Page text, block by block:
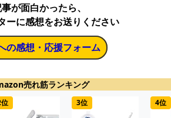
が面白かったら、
ーに感想をお送りください
の感想・応援フォーム
売れ筋ランキング
3位 4位